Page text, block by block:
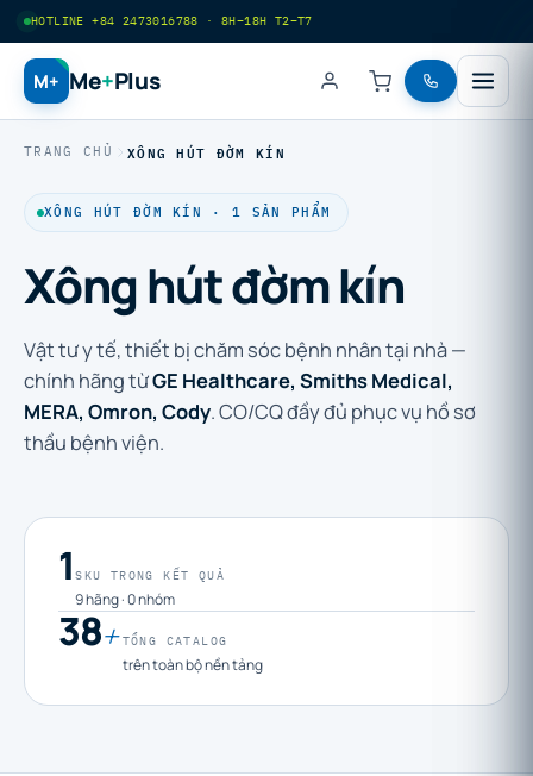
HOTLINE +84 2473016788 · 8H–18H T2–T7
M+ Me+Plus
TRANG CHỦ XÔNG HÚT ĐỜM KÍN
XÔNG HÚT ĐỜM KÍN · 1 SẢN PHẨM
Xông hút đờm kín
Vật tư y tế, thiết bị chăm sóc bệnh nhân tại nhà —
chính hãng từGE Healthcare, Smiths Medical,
MERA, Omron, Cody. CO/CQ đầy đủ phục vụ hồ sơ
thầu bệnh viện.
1SKU TRONG KẾT QUẢ
9 hãng · 0 nhóm
38+TỔNG CATALOG
trên toàn bộ nền tảng